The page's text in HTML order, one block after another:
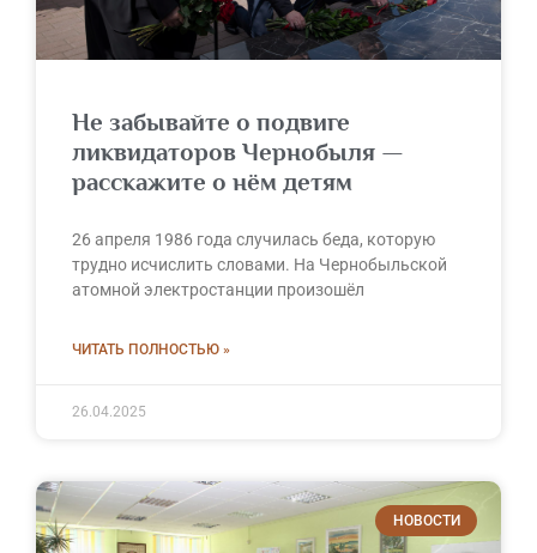
Не забывайте о подвиге
ликвидаторов Чернобыля —
расскажите о нём детям
26 апреля 1986 года случилась беда, которую
трудно исчислить словами. На Чернобыльской
атомной электростанции произошёл
ЧИТАТЬ ПОЛНОСТЬЮ »
26.04.2025
НОВОСТИ